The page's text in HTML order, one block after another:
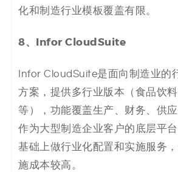
化和制造行业模板覆盖有限。
8、 Infor CloudSuite
Infor CloudSuite是面向制造业的
方案，提供多行业版本（食品饮
等），功能覆盖生产、财务、供
作为大型制造企业客户的底层平
基础上做行业化配置和实施服务
施成本较高。